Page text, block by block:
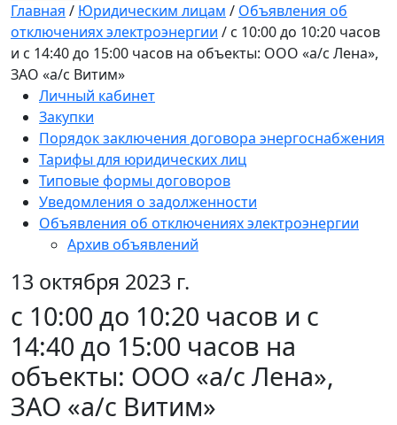
Главная / Юридическим лицам / Объявления об
отключениях электроэнергии / с 10:00 до 10:20 часов
и с 14:40 до 15:00 часов на объекты: ООО «а/с Лена»,
ЗАО «а/с Витим»
Личный кабинет
Закупки
Порядок заключения договора энергоснабжения
Тарифы для юридических лиц
Типовые формы договоров
Уведомления о задолженности
Объявления об отключениях электроэнергии
Архив объявлений
13 октября 2023 г.
с 10:00 до 10:20 часов и с
14:40 до 15:00 часов на
объекты: ООО «а/с Лена»,
ЗАО «а/с Витим»